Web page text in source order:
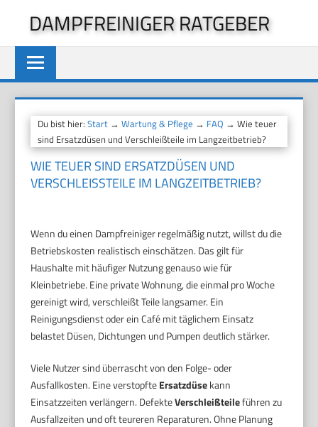
springen
DAMPFREINIGER RATGEBER
Du bist hier:Start →Wartung & Pflege → FAQ → Wie teuer
sind Ersatzdüsen und Verschleißteile im Langzeitbetrieb?
WIE TEUER SIND ERSATZDÜSEN UND
VERSCHLEISSTEILE IM LANGZEITBETRIEB?
Wenn du einen Dampfreiniger regelmäßig nutzt, willst du die
Betriebskosten realistisch einschätzen. Das gilt für
Haushalte mit häufiger Nutzung genauso wie für
Kleinbetriebe. Eine private Wohnung, die einmal pro Woche
gereinigt wird, verschleißt Teile langsamer. Ein
Reinigungsdienst oder ein Café mit täglichem Einsatz
belastet Düsen, Dichtungen und Pumpen deutlich stärker.
Viele Nutzer sind überrascht von den Folge- oder
Ausfallkosten. Eine verstopfteErsatzdüsekann
Einsatzzeiten verlängern. DefekteVerschleißteileführen zu
Ausfallzeiten und oft teureren Reparaturen. Ohne Planung